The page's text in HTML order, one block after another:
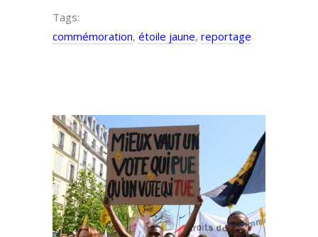
Tags:
commémoration, étoile jaune, reportage